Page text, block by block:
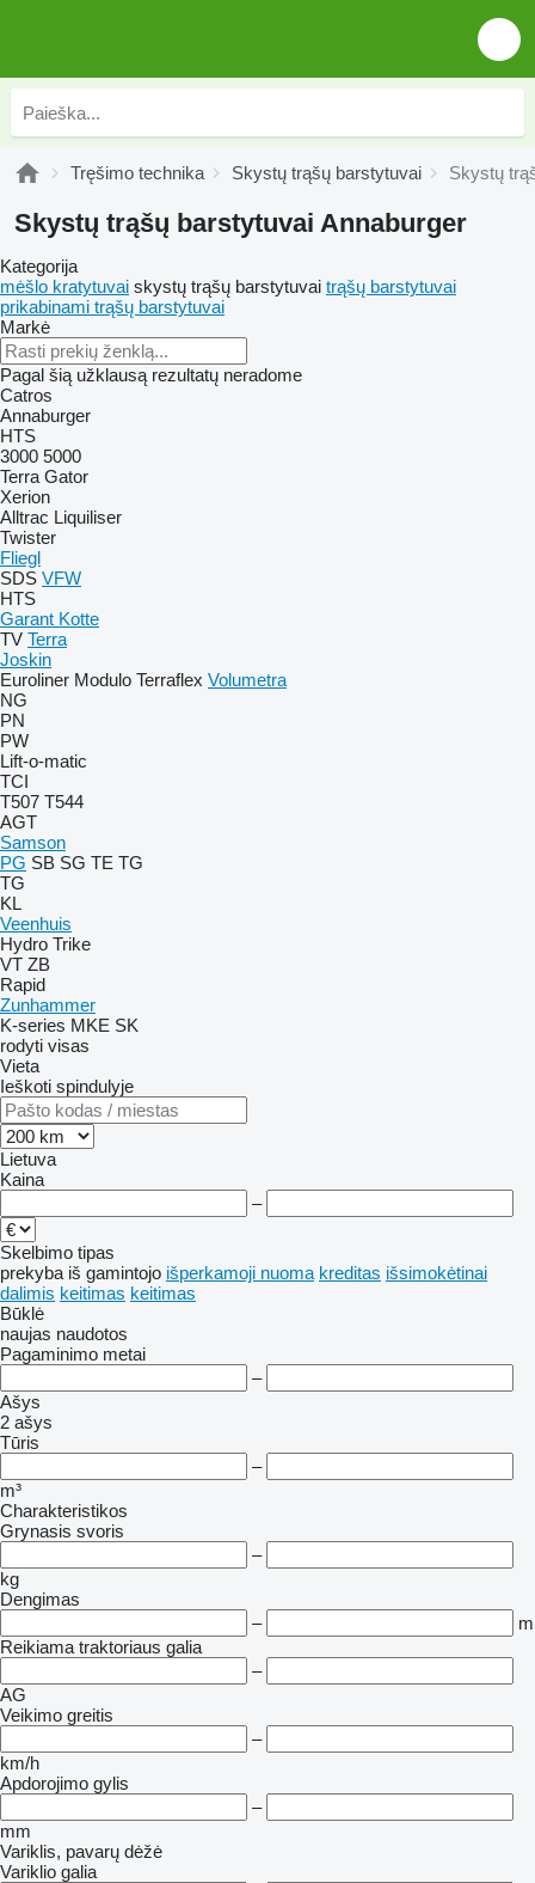
Tręšimo technika Skystų trąšų barstytuvai Skystų
Skystų trąšų barstytuvai Annaburger
Kategorija
mėšlo kratytuvai skystų trąšų barstytuvai trąšų barstytuvai
prikabinami trąšų barstytuvai
Markė
Pagal šią užklausą rezultatų neradome
Catros
Annaburger
HTS
3000 5000
Terra Gator
Xerion
Alltrac Liquiliser
Twister
Fliegl
SDS VFW
HTS
Garant Kotte
TV Terra
Joskin
Euroliner Modulo Terraflex Volumetra
NG
PN
PW
Lift-o-matic
TCI
T507 T544
AGT
Samson
PG SB SG TE TG
TG
KL
Veenhuis
Hydro Trike
VT ZB
Rapid
Zunhammer
K-series MKE SK
rodyti visas
Vieta
Ieškoti spindulyje
Lietuva
Kaina
–
Skelbimo tipas
prekyba iš gamintojo išperkamoji nuoma kreditas išsimokėtinai
dalimis keitimas keitimas
Būklė
naujas naudotos
Pagaminimo metai
–
Ašys
2 ašys
Tūris
–
m³
Charakteristikos
Grynasis svoris
–
kg
Dengimas
–
m
Reikiama traktoriaus galia
–
AG
Veikimo greitis
–
km/h
Apdorojimo gylis
–
mm
Variklis, pavarų dėžė
Variklio galia